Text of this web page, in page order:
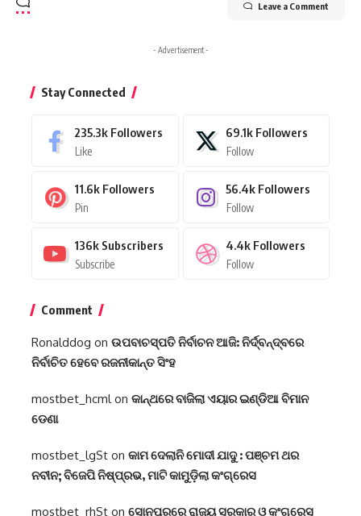
Leave a Comment
- Advertisement -
Stay Connected
235.3k Followers
Like
69.1k Followers
Follow
11.6k Followers
Pin
56.4k Followers
Follow
136k Subscribers
Subscribe
4.4k Followers
Follow
Comment
Ronalddog on ଉପବାଚସ୍ପତି ନିର୍ବାଚନ ଆଜି: ନିର୍ଦ୍ବନ୍ଦ୍ବରେ
ନିର୍ବାଚିତ ହେବେ ରଜନୀକାନ୍ତ ସିଂହ
mostbet_hcmlon କାନ୍ଥରେ ବାଜିଲା ଏୟାର ଇଣ୍ଡିଆ ବିମାନ
ଡେଣା
mostbet_lgSt on କାମ ଦେଲାନି ମୋଦୀ ଯାଦୁ : ପଞ୍ଚମ ଥର
ନବୀନ; ବିଜେପି ନିଷ୍ପ୍ରଭ, ମାଟି କାମୁଡ଼ିଲା କଂଗ୍ରେସ
mostbet_rhSt on ସୋନପୁରରେ ରାଜ୍ୟ ସରକାର ଓ କଂଗ୍ରେସ